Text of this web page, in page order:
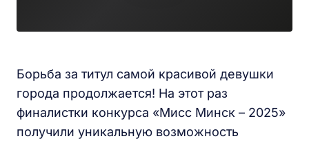
Борьба за титул самой красивой девушки
города продолжается! На этот раз
финалистки конкурса «Мисс Минск – 2025»
получили уникальную возможность